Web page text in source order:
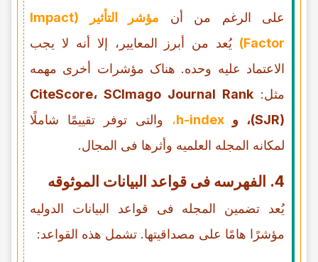
على الرغم من أن
مؤشر التأثیر (Impact
Factor)
یُعد من أبرز المعاییر، إلا أنه لا یجب
الاعتماد علیه وحده. هناک مؤشرات أخرى مهمه
مثل: CiteScore، SCImago Journal Rank
(SJR)، و
h-index، والتی توفر تقییمًا شاملًا
لمکانه المجله العلمیه وأثرها فی المجال.
4. الفهرسه فی قواعد البیانات الموثوقه
یُعد تضمین المجله فی قواعد البیانات الدولیه
مؤشرًا هامًا على مصداقیتها. تشمل هذه القواعد: